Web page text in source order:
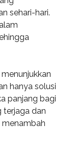
sehari-hari.
hanya solusi
panjang bagi
terjaga dan
menambah